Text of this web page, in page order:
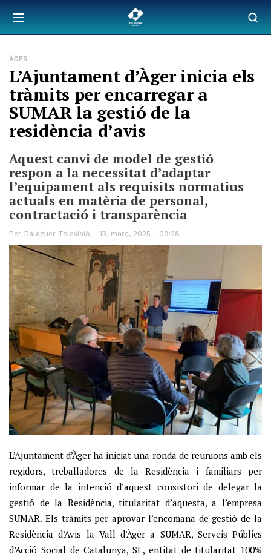
ÀGER
L’Ajuntament d’Àger inicia els
tràmits per encarregar a
SUMAR la gestió de la
residència d’avis
Aquest canvi de model de gestió
respon a la necessitat d’adaptar
l’equipament als requisits normatius
actuals en matèria de personal,
contractació i transparència
Per Balaguer Televisió 13, març, 2025 - 09:28
L’Ajuntament d’Àger ha iniciat una ronda de reunions amb els
regidors, treballadores de la Residència i familiars per
informar de la intenció d’aquest consistori de delegar la
gestió de la Residència, titularitat d’aquesta, a l’empresa
SUMAR. Els tràmits per aprovar l’encomana de gestió de la
Residència d’Avis la Vall d’Àger a SUMAR, Serveis Públics
d’Acció Social de Catalunya, SL, entitat de titularitat 100%